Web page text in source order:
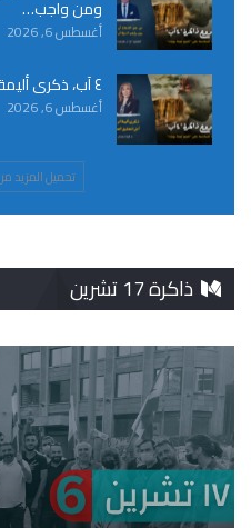
ومن واجب…
أغسطس 6, 2026
٤ آب، ذكرى أليمة أم بارقة أمل لتحقيق العدالة؟
أغسطس 6, 2026
تحميل المزيد
ذاكرة 17 تشرين